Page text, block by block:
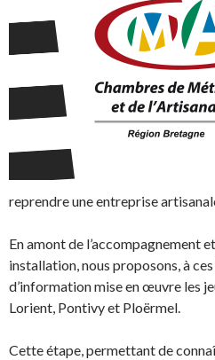
reprendre une entreprise
En amont de l’accompagnement
installation, nous proposons, à
d’information mise en œuvre les
Lorient, Pontivy et Ploërmel.
Cette étape, permettant de